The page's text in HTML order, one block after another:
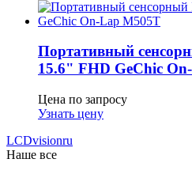
Портативный
15.6" FHD GeСhic
Цена по запросу
Узнать цену
LCDvisionru
Наше все